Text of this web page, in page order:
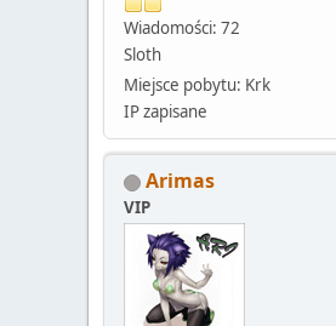
Wiadomości: 72
Sloth
Miejsce pobytu: Krk
IP zapisane
Arimas
VIP